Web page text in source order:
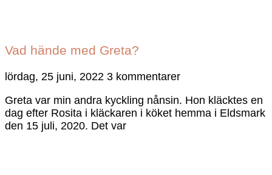
Vad hände med Greta?
lördag, 25 juni, 2022 3 kommentarer
Greta var min andra kyckling nånsin. Hon kläcktes en
dag efter Rosita i kläckaren i köket hemma i Eldsmark
den 15 juli, 2020. Det var